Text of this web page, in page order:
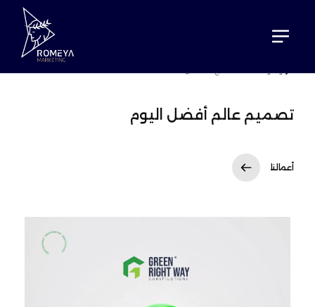
تصميم عالم أفضل اليوم
أعمالنا